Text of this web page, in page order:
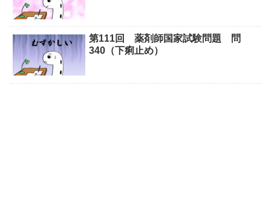
第111回 薬剤師国家試験問題 問
340（下痢止め）